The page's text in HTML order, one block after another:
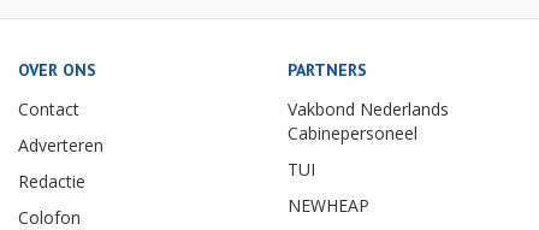
OVER ONS
Contact
Adverteren
Redactie
Colofon
PARTNERS
Vakbond Nederlands
Cabinepersoneel
TUI
NEWHEAP